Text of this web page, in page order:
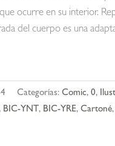
ocurre en su interior.
del cuerpo es una
Categorías: Comic, 0, Ilust
BIC-YNT , BIC-YRE, Cartoné,